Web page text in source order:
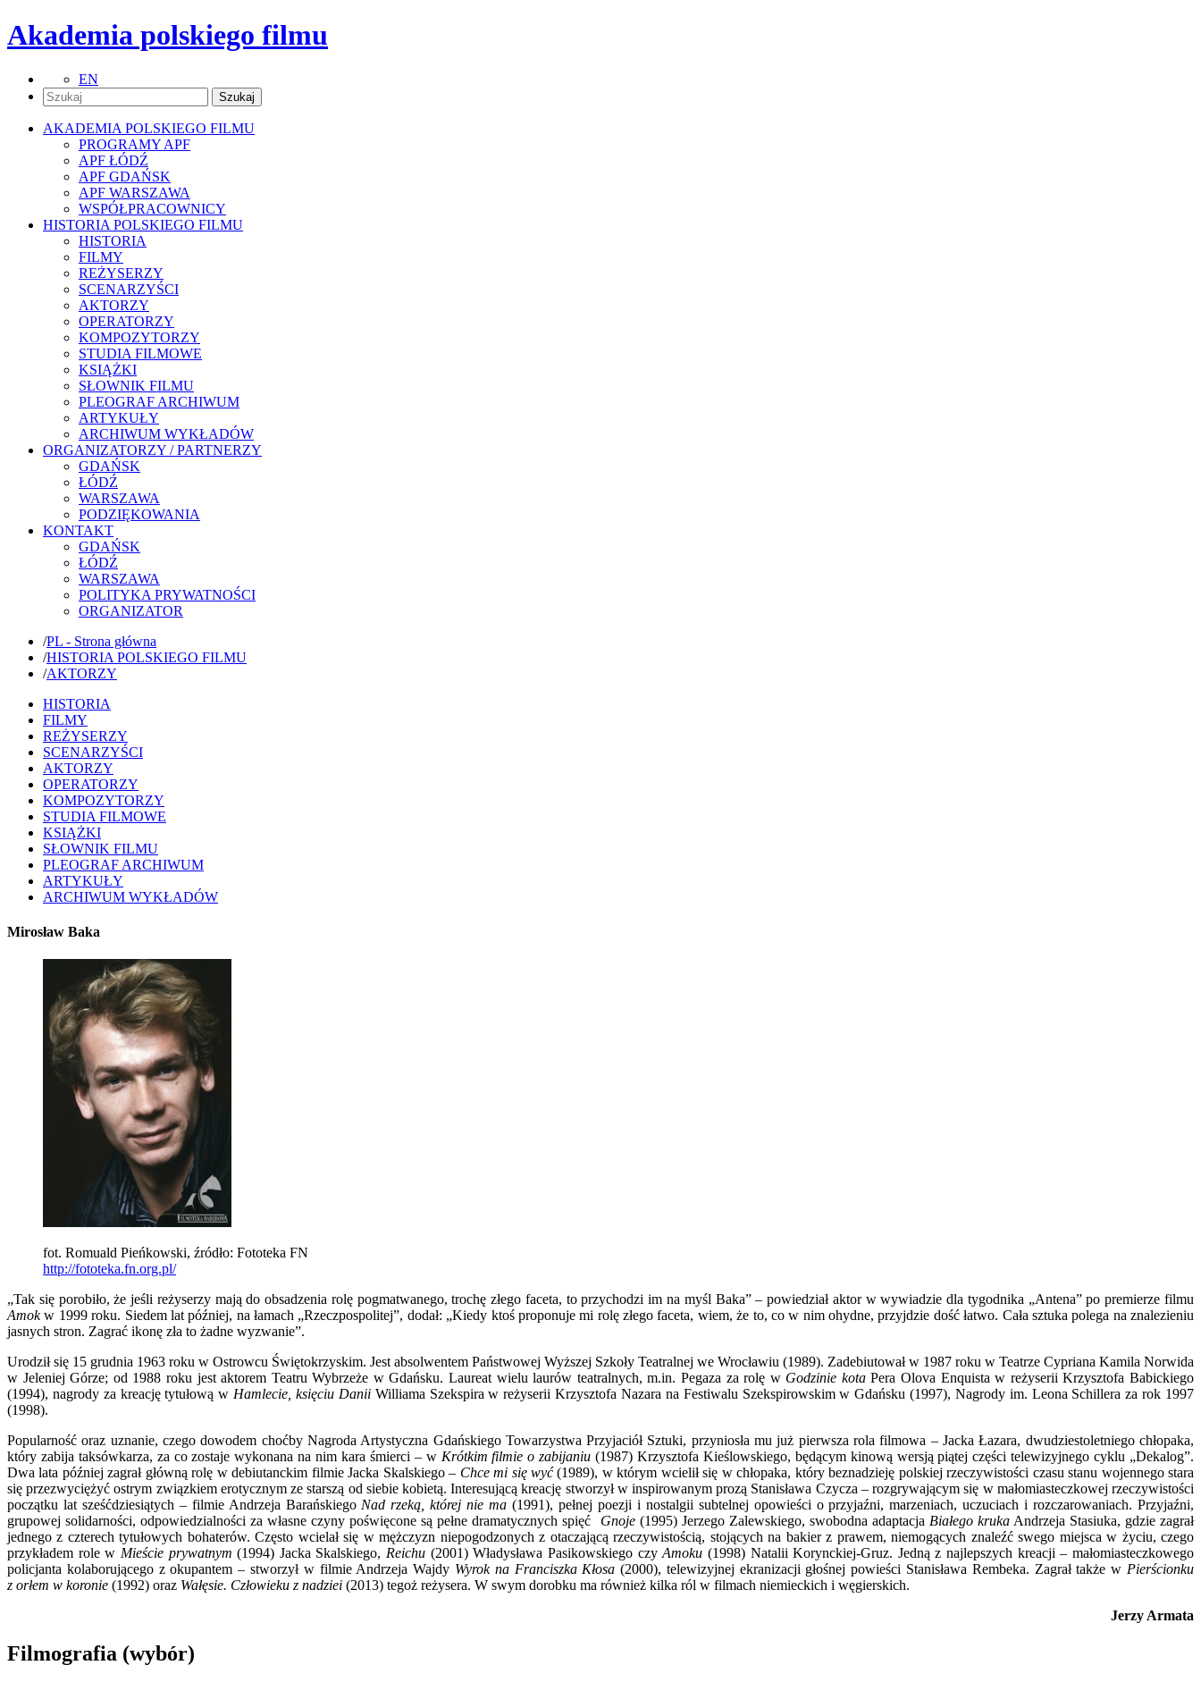
Akademia polskiego filmu
EN
AKADEMIA POLSKIEGO FILMU
PROGRAMY APF
APF ŁÓDŹ
APF GDAŃSK
APF WARSZAWA
WSPÓŁPRACOWNICY
HISTORIA POLSKIEGO FILMU
HISTORIA
FILMY
REŻYSERZY
SCENARZYŚCI
AKTORZY
OPERATORZY
KOMPOZYTORZY
STUDIA FILMOWE
KSIĄŻKI
SŁOWNIK FILMU
PLEOGRAF ARCHIWUM
ARTYKUŁY
ARCHIWUM WYKŁADÓW
ORGANIZATORZY / PARTNERZY
GDAŃSK
ŁÓDŹ
WARSZAWA
PODZIĘKOWANIA
KONTAKT
GDAŃSK
ŁÓDŹ
WARSZAWA
POLITYKA PRYWATNOŚCI
ORGANIZATOR
/PL - Strona główna
/HISTORIA POLSKIEGO FILMU
/AKTORZY
HISTORIA
FILMY
REŻYSERZY
SCENARZYŚCI
AKTORZY
OPERATORZY
KOMPOZYTORZY
STUDIA FILMOWE
KSIĄŻKI
SŁOWNIK FILMU
PLEOGRAF ARCHIWUM
ARTYKUŁY
ARCHIWUM WYKŁADÓW
Mirosław Baka
fot. Romuald Pieńkowski, źródło: Fototeka FN
http://fototeka.fn.org.pl/
„Tak się porobiło, że jeśli reżyserzy mają do obsadzenia rolę pogmatwanego, trochę złego faceta, to przychodzi im na myśl Baka” – powiedział aktor w wywiadzie dla tygodnika „Antena” po premierze filmu
Amokw 1999 roku. Siedem lat później, na łamach „Rzeczpospolitej”, dodał: „Kiedy ktoś proponuje mi rolę złego faceta, wiem, że to, co w nim ohydne, przyjdzie dość łatwo. Cała sztuka polega na znalezieniu
jasnych stron. Zagrać ikonę zła to żadne wyzwanie”.
Urodził się 15 grudnia 1963 roku w Ostrowcu Świętokrzyskim. Jest absolwentem Państwowej Wyższej Szkoły Teatralnej we Wrocławiu (1989). Zadebiutował w 1987 roku w Teatrze Cypriana Kamila Norwida
w Jeleniej Górze; od 1988 roku jest aktorem Teatru Wybrzeże w Gdańsku. Laureat wielu laurów teatralnych, m.in. Pegaza za rolę w Godzinie kotaPera Olova Enquista w reżyserii Krzysztofa Babickiego
(1994), nagrody za kreację tytułową wHamlecie, księciu DaniiWilliama Szekspira w reżyserii Krzysztofa Nazara na Festiwalu Szekspirowskim w Gdańsku (1997), Nagrody im. Leona Schillera za rok 1997
(1998).
Popularność oraz uznanie, czego dowodem choćby Nagroda Artystyczna Gdańskiego Towarzystwa Przyjaciół Sztuki, przyniosła mu już pierwsza rola filmowa – Jacka Łazara, dwudziestoletniego chłopaka,
który zabija taksówkarza, za co zostaje wykonana na nim kara śmierci – w Krótkim filmie o zabijaniu (1987) Krzysztofa Kieślowskiego, będącym kinową wersją piątej części telewizyjnego cyklu „Dekalog”.
Dwa lata później zagrał główną rolę w debiutanckim filmie Jacka Skalskiego – Chce mi się wyć(1989), w którym wcielił się w chłopaka, który beznadzieję polskiej rzeczywistości czasu stanu wojennego stara
się przezwyciężyć ostrym związkiem erotycznym ze starszą od siebie kobietą. Interesującą kreację stworzył w inspirowanym prozą Stanisława Czycza – rozgrywającym się w małomiasteczkowej rzeczywistości
początku lat sześćdziesiątych – filmie Andrzeja BarańskiegoNad rzeką, której nie ma (1991), pełnej poezji i nostalgii subtelnej opowieści o przyjaźni, marzeniach, uczuciach i rozczarowaniach. Przyjaźni,
grupowej solidarności, odpowiedzialności za własne czyny poświęcone są pełne dramatycznych spięć Gnoje(1995) Jerzego Zalewskiego, swobodna adaptacja Białego krukaAndrzeja Stasiuka, gdzie zagrał
jednego z czterech tytułowych bohaterów. Często wcielał się w mężczyzn niepogodzonych z otaczającą rzeczywistością, stojących na bakier z prawem, niemogących znaleźć swego miejsca w życiu, czego
przykładem role w Mieście prywatnym (1994) Jacka Skalskiego,Reichu (2001) Władysława Pasikowskiego czyAmoku (1998) Natalii Korynckiej-Gruz. Jedną z najlepszych kreacji – małomiasteczkowego
policjanta kolaborującego z okupantem – stworzył w filmie Andrzeja Wajdy Wyrok na Franciszka Kłosa (2000), telewizyjnej ekranizacji głośnej powieści Stanisława Rembeka. Zagrał także wPierścionku
z orłem w koronie (1992) oraz Wałęsie. Człowieku z nadziei (2013) tegoż reżysera. W swym dorobku ma również kilka ról w filmach niemieckich i węgierskich.
Jerzy Armata
Filmografia (wybór)